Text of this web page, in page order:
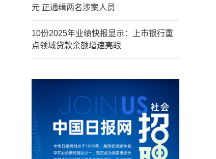
元 正通缉两名涉案人员
10份2025年业绩快报显示：上市银行重
点领域贷款余额增速亮眼